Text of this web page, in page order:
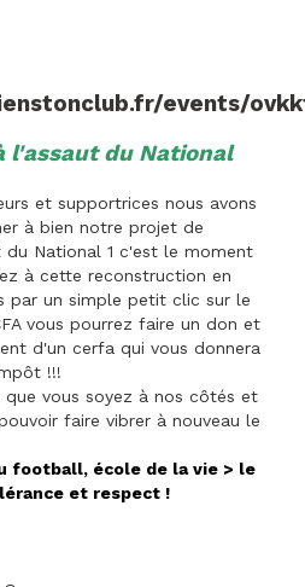
events/
l'assaut du National
et supportrices nous avons
à bien notre projet de
National 1 c'est le moment
à cette reconstruction en
par un simple petit clic sur le
vous pourrez faire un don et
d'un cerfa qui vous donnera
!!!
que vous soyez à nos côtés et
faire vibrer à nouveau le
football, école de la vie > le
et respect !